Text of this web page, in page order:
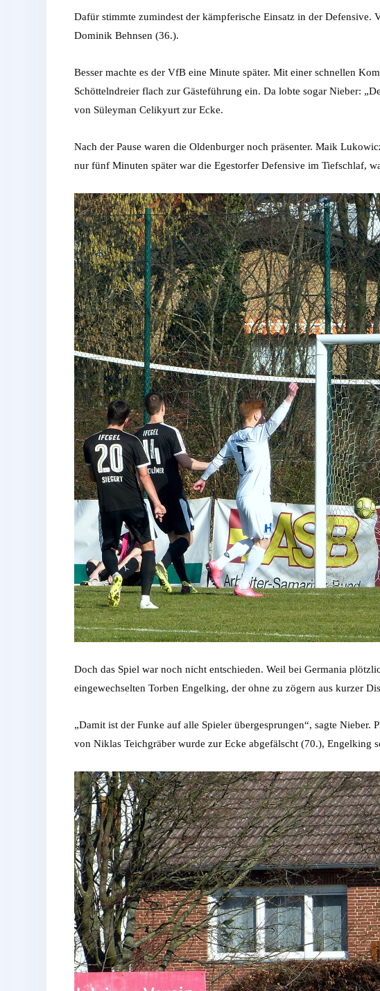
Dafür stimmte zumindest der kämpferische Einsatz in der
Dominik Behnsen (36.).
Besser machte es der VfB eine Minute später. Mit einer schnellen
Schöttelndreier flach zur Gästeführung ein. Da lobte sogar Nieber:
von Süleyman Celikyurt zur Ecke.
Nach der Pause waren die Oldenburger noch präsenter. Maik
nur fünf Minuten später war die Egestorfer Defensive im Tiefschlaf,
Doch das Spiel war noch nicht entschieden. Weil bei Germania
eingewechselten Torben Engelking, der ohne zu zögern aus kurzer
„Damit ist der Funke auf alle Spieler übergesprungen“, sagte
von Niklas Teichgräber wurde zur Ecke abgefälscht (70.), Engelking